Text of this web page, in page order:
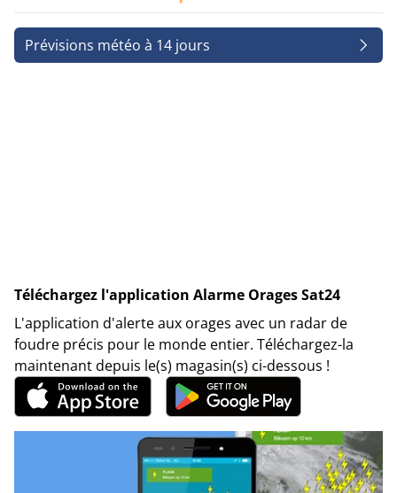
Prévisions météo à 14 jours
Téléchargez l'application Alarme Orages Sat24
L'application d'alerte aux orages avec un radar de
foudre précis pour le monde entier. Téléchargez-la
maintenant depuis le(s) magasin(s) ci-dessous !